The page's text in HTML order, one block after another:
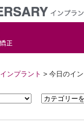
インプラント > 今日のイ